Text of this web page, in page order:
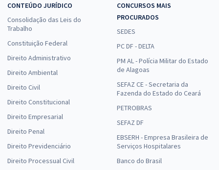
CONTEÚDO JURÍDICO
Consolidação das Leis do
Trabalho
Constituição Federal
Direito Administrativo
Direito Ambiental
Direito Civil
Direito Constitucional
Direito Empresarial
Direito Penal
Direito Previdenciário
Direito Processual Civil
CONCURSOS MAIS
PROCURADOS
SEDES
PC DF - DELTA
PM AL - Polícia Militar do Estado
de Alagoas
SEFAZ CE - Secretaria da
Fazenda do Estado do Ceará
PETROBRAS
SEFAZ DF
EBSERH - Empresa Brasileira de
Serviços Hospitalares
Banco do Brasil